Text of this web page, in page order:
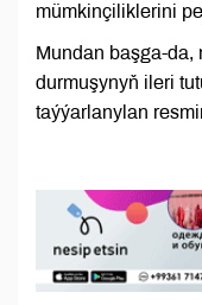
mümkinçiliklerini
Mundan başga-
durmuşynyň ileri
taýýarlanylan